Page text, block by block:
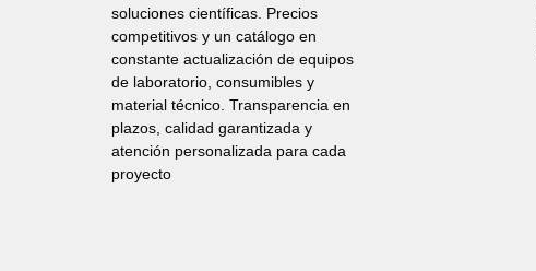
soluciones científicas. Precios
competitivos y un catálogo en
constante actualización de equipos
de laboratorio, consumibles y
material técnico. Transparencia en
plazos, calidad garantizada y
atención personalizada para cada
proyecto